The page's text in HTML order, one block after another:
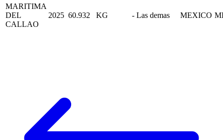
MARITIMA
DEL
CALLAO
2025 60.932 KG - Las demas MEXICO